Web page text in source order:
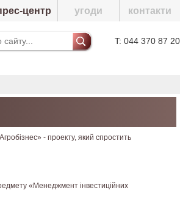
центр угоди контакти
T: 044 370 87 20
- проекту, який спростить
«Менеджмент інвестиційних